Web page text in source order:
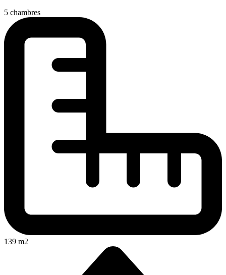
5 chambres
139 m2